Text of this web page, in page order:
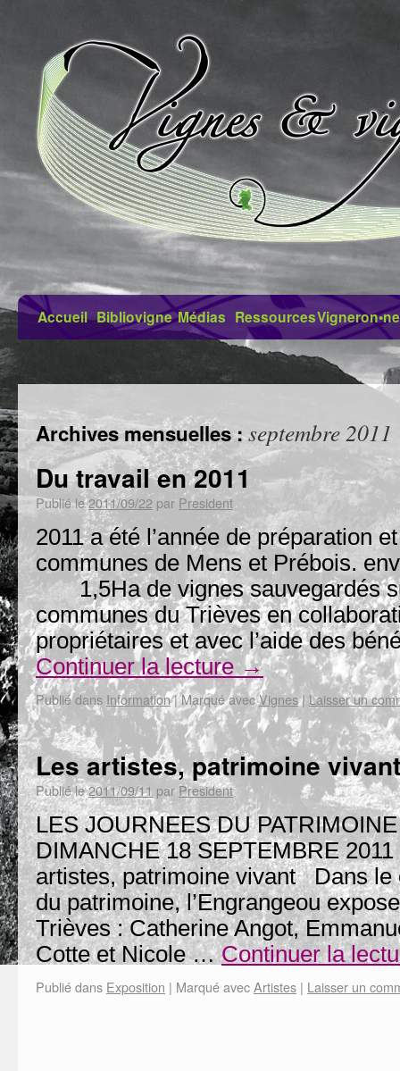
Accueil Bibliovigne Médias Ressources
Archives mensuelles :septembre 2011
Du travail en 2011
Publié le2011/09/22 par President
2011 a été l’année de préparation
communes de Mens et Prébois.
1,5Ha de vignes sauvegardés
communes du Trièves en
propriétaires et avec l’aide des
Continuer la lecture→
Publié dans Information| Marqué avecVignes| Laisser un
Les artistes, patrimoine vivant
Publié le2011/09/11 parPresident
LES JOURNEES DU
DIMANCHE 18
artistes, patrimoine vivant Dans le
du patrimoine, l’Engrangeou
Trièves : Catherine Angot,
Cotte et Nicole …Continuer la
Publié dans Exposition | Marqué avecArtistes | Laisser un